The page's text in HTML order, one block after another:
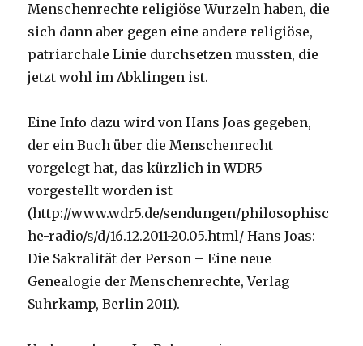
Menschenrechte religiöse Wurzeln haben, die
sich dann aber gegen eine andere religiöse,
patriarchale Linie durchsetzen mussten, die
jetzt wohl im Abklingen ist.
Eine Info dazu wird von Hans Joas gegeben,
der ein Buch über die Menschenrecht
vorgelegt hat, das kürzlich in WDR5
vorgestellt worden ist
(http://www.wdr5.de/sendungen/philosophisc
he-radio/s/d/16.12.2011-20.05.html/ Hans Joas:
Die Sakralität der Person – Eine neue
Genealogie der Menschenrechte, Verlag
Suhrkamp, Berlin 2011).